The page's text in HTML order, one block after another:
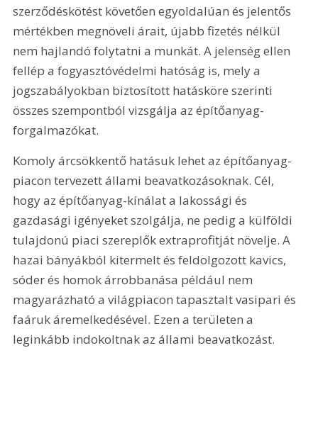
szerződéskötést követően egyoldalúan és jelentős
mértékben megnöveli árait, újabb fizetés nélkül
nem hajlandó folytatni a munkát. A jelenség ellen
fellép a fogyasztóvédelmi hatóság is, mely a
jogszabályokban biztosított hatásköre szerinti
összes szempontból vizsgálja az építőanyag-
forgalmazókat.
Komoly árcsökkentő hatásuk lehet az építőanyag-
piacon tervezett állami beavatkozásoknak. Cél,
hogy az építőanyag-kínálat a lakossági és
gazdasági igényeket szolgálja, ne pedig a külföldi
tulajdonú piaci szereplők extraprofitját növelje. A
hazai bányákból kitermelt és feldolgozott kavics,
sóder és homok árrobbanása például nem
magyarázható a világpiacon tapasztalt vasipari és
faáruk áremelkedésével. Ezen a területen a
leginkább indokoltnak az állami beavatkozást.